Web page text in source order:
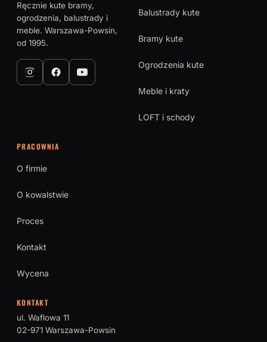
Ręcznie kute bramy,
ogrodzenia, balustrady i
meble. Warszawa-Powsin,
od 1995.
Balustrady kute
Bramy kute
Ogrodzenia kute
Meble i kraty
LOFT i schody
PRACOWNIA
O firmie
O kowalstwie
Proces
Kontakt
Wycena
KONTAKT
ul. Waflowa 11
02-971 Warszawa-Powsin